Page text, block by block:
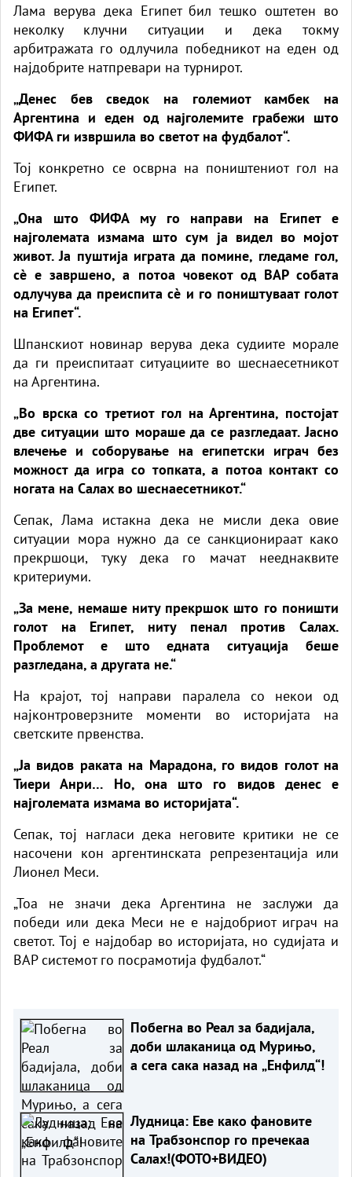
Лама верува дека Египет бил тешко оштетен во
неколку клучни ситуации и дека токму
арбитражата го одлучила победникот на еден од
најдобрите натпревари на турнирот.
„Денес бев сведок на големиот камбек на
Аргентина и еден од најголемите грабежи што
ФИФА ги извршила во светот на фудбалот“.
Тој конкретно се осврна на поништениот гол на
Египет.
„Она што ФИФА му го направи на Египет е
најголемата измама што сум ја видел во мојот
живот. Ја пуштија играта да помине, гледаме гол,
сè е завршено, а потоа човекот од ВАР собата
одлучува да преиспита сè и го поништуваат голот
на Египет“.
Шпанскиот новинар верува дека судиите морале
да ги преиспитаат ситуациите во шеснаесетникот
на Аргентина.
„Во врска со третиот гол на Аргентина, постојат
две ситуации што мораше да се разгледаат. Јасно
влечење и соборување на египетски играч без
можност да игра со топката, а потоа контакт со
ногата на Салах во шеснаесетникот.“
Сепак, Лама истакна дека не мисли дека овие
ситуации мора нужно да се санкционираат како
прекршоци, туку дека го мачат нееднаквите
критериуми.
„За мене, немаше ниту прекршок што го поништи
голот на Египет, ниту пенал против Салах.
Проблемот е што едната ситуација беше
разгледана, а другата не.“
На крајот, тој направи паралела со некои од
најконтроверзните моменти во историјата на
светските првенства.
„Ја видов раката на Марадона, го видов голот на
Тиери Анри… Но, она што го видов денес е
најголемата измама во историјата“.
Сепак, тој нагласи дека неговите критики не се
насочени кон аргентинската репрезентација или
Лионел Меси.
„Тоа не значи дека Аргентина не заслужи да
победи или дека Меси не е најдобриот играч на
светот. Тој е најдобар во историјата, но судијата и
ВАР системот го посрамотија фудбалот.“
Побегна во Реал за бадијала,
доби шлаканица од Мурињо,
а сега сака назад на „Енфилд“!
Лудница: Еве како фановите
на Трабзонспор го пречекаа
Салах!(ФОТО+ВИДЕО)